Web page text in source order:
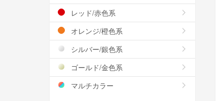
レッド/赤色系
オレンジ/橙色系
シルバー/銀色系
ゴールド/金色系
マルチカラー